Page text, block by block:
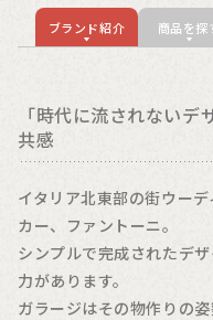
ブランド紹介 商品を探
「時代に流されない
共感
イタリア北東部の街ウー
カー、ファントーニ。
シンプルで完成されたデ
力があります。
ガラージはその物作りの